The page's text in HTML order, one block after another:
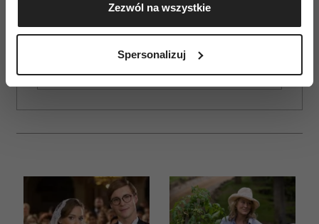
geograficznej z dokładnością nawet do kilku metrów
Identyfikować Twoje urządzenie, aktywnie
(fingerprinting, czyli wirtualny odcisk palca)
zmienić lub wycofać swoją zgodę w dowolnej chwili.
i reklam, aby oferować funkcje społecznościowe i
analizować ruch w naszej witrynie. Informacje o tym, jak
korzystasz z naszej witryny, udostępniamy partnerom
Zezwól na wszystkie
Spersonalizuj
ZAMÓW
E-WYDANIE